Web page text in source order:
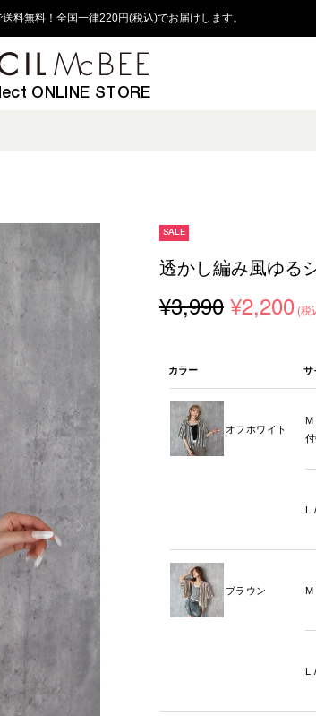
料無料！全国一律220円(税込)でお届けします。
ONLINE STORE
SALE
透かし編み風ゆる
¥3,990 ¥2,200 (税
カラー サ
オフホワイト
M
L
ブラウン M
L